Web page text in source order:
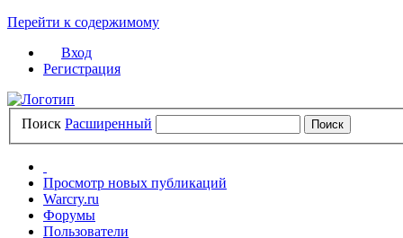
Перейти к содержимому
Вход
Регистрация
Поиск Расширенный
Просмотр новых публикаций
Warcry.ru
Форумы
Пользователи